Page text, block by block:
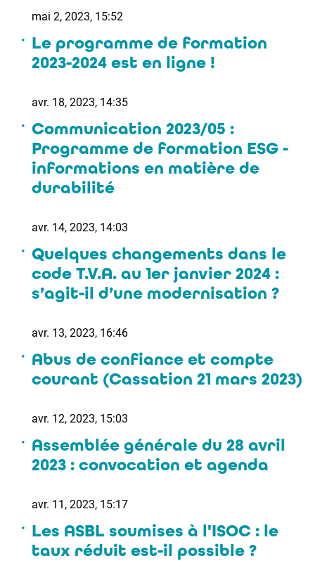
mai 2, 2023, 15:52
Le programme de formation
2023-2024 est en ligne !
avr. 18, 2023, 14:35
Communication 2023/05 :
Programme de formation ESG -
informations en matière de
durabilité
avr. 14, 2023, 14:03
Quelques changements dans le
code T.V.A. au 1er janvier 2024 :
s’agit-il d’une modernisation ?
avr. 13, 2023, 16:46
Abus de confiance et compte
courant (Cassation 21 mars 2023)
avr. 12, 2023, 15:03
Assemblée générale du 28 avril
2023 : convocation et agenda
avr. 11, 2023, 15:17
Les ASBL soumises à l'ISOC : le
taux réduit est-il possible ?